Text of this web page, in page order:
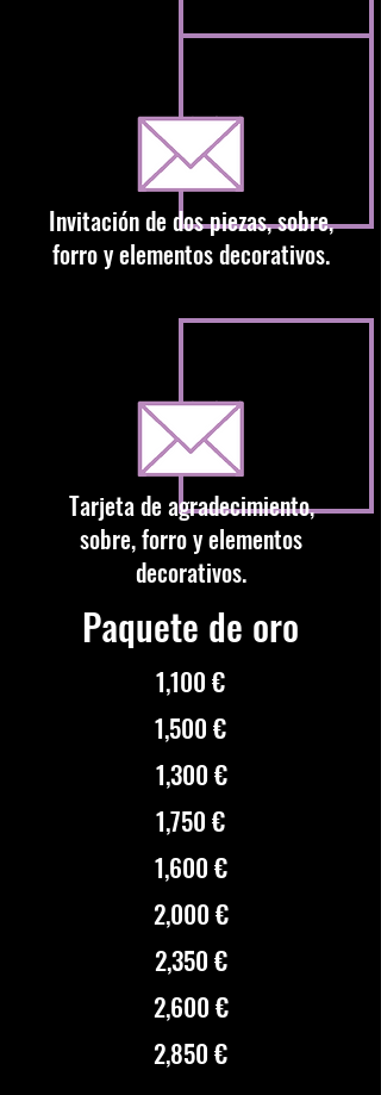
Invitación de dos piezas, sobre,
forro y elementos decorativos.
Tarjeta de agradecimiento,
sobre, forro y elementos
decorativos.
Paquete de oro
1,100 €
1,500 €
1,300 €
1,750 €
1,600 €
2,000 €
2,350 €
2,600 €
2,850 €